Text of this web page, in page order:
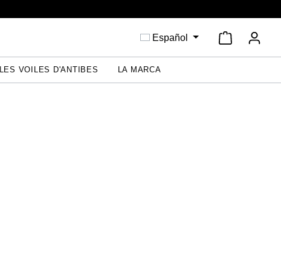
Español El carrito
LES VOILES D'ANTIBES LA MARCA